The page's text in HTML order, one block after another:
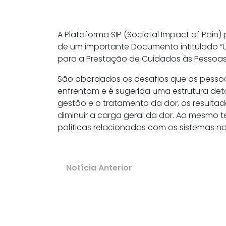
A Plataforma SIP (Societal Impact of
de um importante Documento intitulado
para a Prestação de Cuidados às
São abordados os desafios que as
enfrentam e é sugerida uma estrutura
gestão e o tratamento da dor, os
diminuir a carga geral da dor. Ao mesmo
políticas relacionadas com os sistemas
Notícia Anterior